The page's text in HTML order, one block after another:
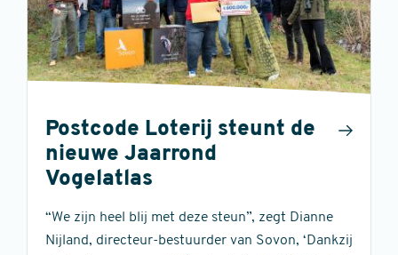
Postcode Loterij steunt de
nieuwe Jaarrond
Vogelatlas
“We zijn heel blij met deze steun”, zegt Dianne
Nijland, directeur-bestuurder van Sovon, ‘Dankzij